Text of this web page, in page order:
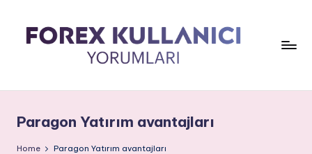
Paragon Yatırım avantajları
Home Paragon Yatırım avantajları